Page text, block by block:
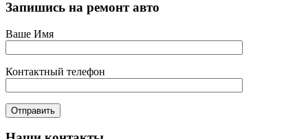
Запишись на ремонт авто
Ваше Имя
Контактный телефон